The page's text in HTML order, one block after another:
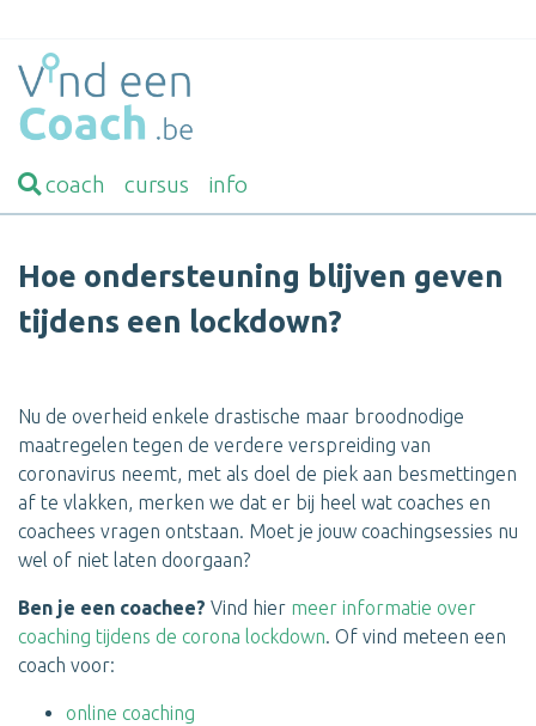
coach cursus info
Hoe ondersteuning blijven geven
tijdens een lockdown?
Nu de overheid enkele drastische maar broodnodige
maatregelen tegen de verdere verspreiding van
coronavirus neemt, met als doel de piek aan besmettingen
af te vlakken, merken we dat er bij heel wat coaches en
coachees vragen ontstaan. Moet je jouw coachingsessies nu
wel of niet laten doorgaan?
Ben je een coachee? Vind hier meer informatie over
coaching tijdens de corona lockdown. Of vind meteen een
coach voor:
online coaching